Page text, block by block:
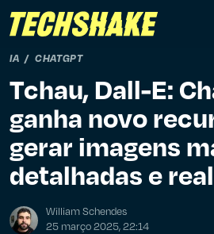
IA CHATGPT
Tchau, Dall-E:
ganha novo
gerar imagens
detalhadas e
William Schendes
25 março 2025, 22:14